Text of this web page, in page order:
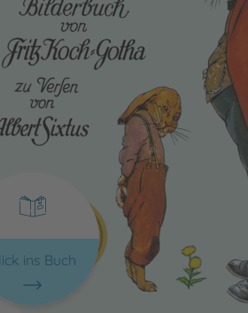
ins Buch